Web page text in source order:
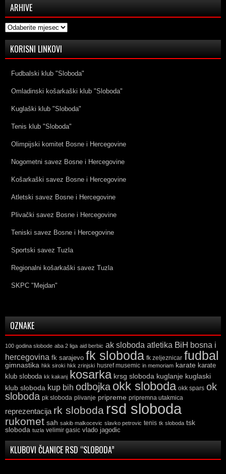
ARHIVE
Arhive
KORISNI LINKOVI
Fudbalski klub "Sloboda"
Omladinski košarkaški klub "Sloboda"
Kuglaški klub "Sloboda"
Tenis klub "Sloboda"
Olimpijski komitet Bosne i Hercegovine
Nogometni savez Bosne i Hercegovine
Košarkaški savez Bosne i Hercegovine
Atletski savez Bosne i Hercegovine
Plivački savez Bosne i Hercegovine
Teniski savez Bosne i Hercegovine
Sportski savez Tuzla
Regionalni košarkaški savez Tuzla
SKPC "Mejdan"
OZNAKE
100 godina slobode aba 2 liga aid berbic ak sloboda atletika BiH bosna i
hercegovina fk sarajevo fk sloboda fk zeljeznicar fudbal
gimnastika hkk siroki hkk zrinjski husref musemic in memoriam karate karate
klub sloboda kk kakanj kosarka krsg sloboda kuglanje kuglaski
klub sloboda kup bih odbojka okk sloboda okk spars ok
sloboda pk sloboda plivanje pripreme pripremna utakmica
reprezentacija rk sloboda rsd sloboda
rukomet sah sakib malkocevic slavko petrovic tenis tk sloboda tsk
sloboda tuzla velimir gasic vlado jagodic
KLUBOVI ČLANICE RSD “SLOBODA”